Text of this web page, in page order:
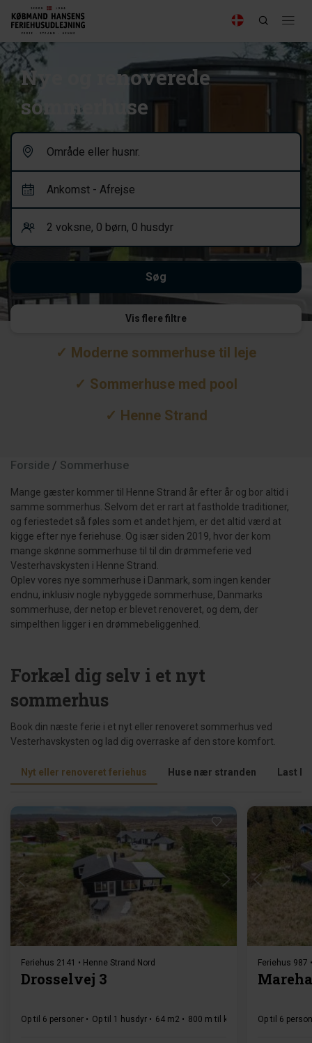
Nye og renoverede
sommerhuse
Vis flere filtre
✓ Moderne sommerhuse til leje
✓ Sommerhuse med pool
✓ Henne Strand
Forside / Sommerhuse
Mange gæster kommer til Henne Strand år efter år og bor altid i
samme sommerhus. Selvom det er rart at fastholde traditioner,
og feriestedet så føles som et andet hjem, er det altid værd at
kigge efter nye feriehuse. Og især siden 2019, hvor der kom
mange skønne sommerhuse til til din drømmeferie ved
Vesterhavskysten i Henne Strand.
Oplev vores nye sommerhuse i Danmark, som ingen kender
endnu, inklusiv nogle nybyggede sommerhuse, Danmarks
sommerhuse, der netop er blevet renoveret, og dem, der
simpelthen ligger i en drømmebeliggenhed.
Forkæl dig selv i et nyt
sommerhus
Book din næste ferie i et nyt eller renoveret sommerhus ved
Vesterhavskysten og lad dig overraske af den store komfort.
Nyt eller renoveret feriehus Huse nær stranden Last
Indlæser...
Feriehus 2141 • Henne Strand Nord
Drosselvej 3
Op til 6 personer Op til 1 husdyr 64 m2 800 m til kyst 3 soverum
Feriehus 987
Op til 6